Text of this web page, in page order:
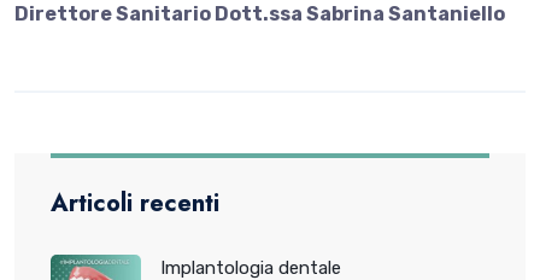
Direttore Sanitario Dott.ssa Sabrina Santaniello
Articoli recenti
Implantologia dentale